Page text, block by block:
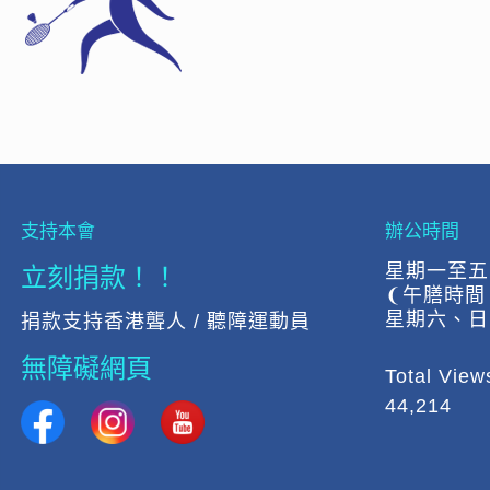
支持本會
立刻捐款！！
捐款支持香港聾人 / 聽障運動員
無障礙網頁
辦公時間
星期一至
❨午膳時
星期六、
Total
44,214